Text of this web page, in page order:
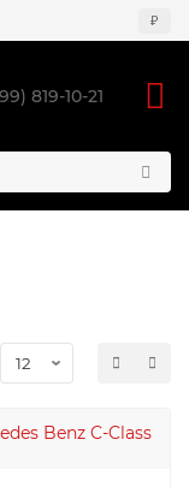
₽
819-10-21